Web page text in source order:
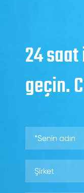
24
geçin.